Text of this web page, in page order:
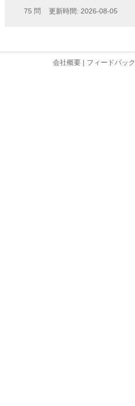
75 問 更新時間: 2026-08-05
会社概要 | フィードバック